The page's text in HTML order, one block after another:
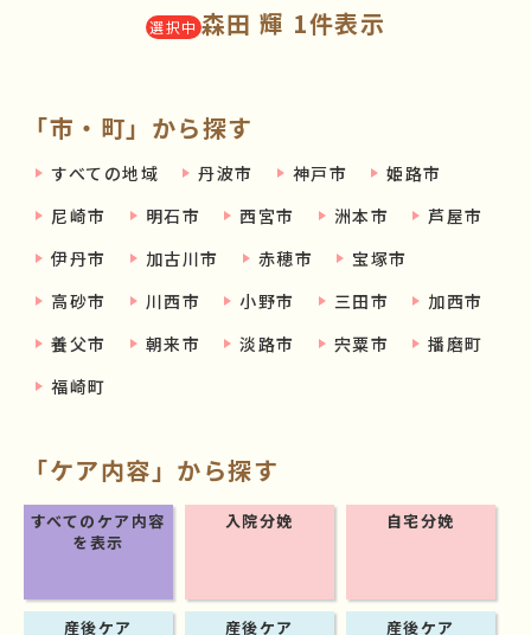
選択中 森田 輝 1件表示
「市・町」から探す
すべての地域 丹波市 神戸市
姫路市
尼崎市
明石市 西宮市 洲本市
芦屋市
伊丹市
加古川市 赤穂市
宝塚市
高砂市
川西市 小野市 三田市
加西市
養父市
朝来市 淡路市 宍粟市
播磨町
福崎町
「ケア内容」から探す
すべてのケア内容
を表示
入院分娩 自宅分娩
産後ケア
産後ケア
産後ケア